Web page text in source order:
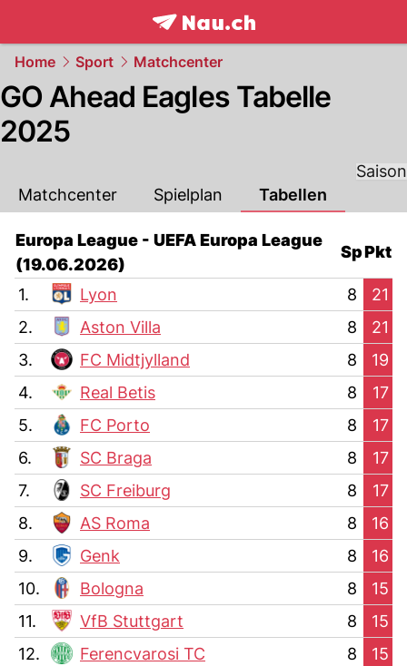
frontpage.NAU.ch
Home Sport Matchcenter
GO Ahead Eagles Tabelle
2025
Saison
Matchcenter
Spielplan Tabellen
Europa League - UEFA Europa League
(19.06.2026)
SpPkt
1. Lyon 8
21
2.
Aston Villa 8
21
3.
FC Midtjylland 8
19
4.
Real Betis 8
17
5.
FC Porto 8
17
6.
SC Braga 8
17
7.
SC Freiburg 8
17
8.
AS Roma 8
16
9.
Genk 8
16
10.
Bologna 8
15
11.
VfB Stuttgart 8
15
12.
Ferencvarosi TC 8
15